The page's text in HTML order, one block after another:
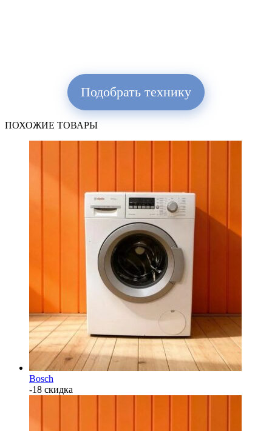
Подобрать технику
ПОХОЖИЕ ТОВАРЫ
Bosch
-18 скидка